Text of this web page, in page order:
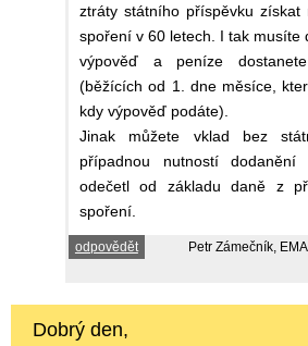
ztráty státního příspěvku
spoření v 60 letech. I tak musíte
výpověď a peníze
(běžících od 1. dne měsíce,
kdy výpověď podáte).
Jinak můžete vklad bez
případnou nutností
odečetl od základu daně z
spoření.
odpovědět Petr Zámečník,
Dobrý den,